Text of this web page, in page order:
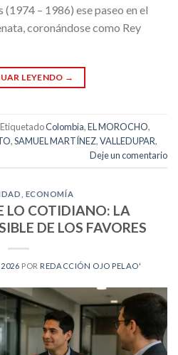
– 1986) ese paseo en el
coronándose como Rey
LEYENDO →
EtiquetadoColombia,EL MOROCHO,
,SAMUEL MARTÍNEZ,VALLEDUPAR,
Deje un comentario
ECONOMÍA
LO COTIDIANO: LA
DE LOS FAVORES
POR REDACCIÓN OJO PELAO'